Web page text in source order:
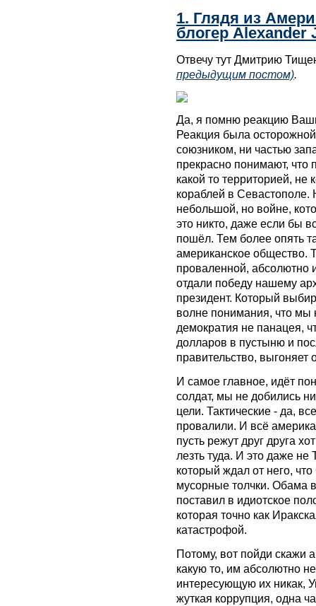
1. Глядя из
блогер
Отвечу тут Дмитрию
предыдущим постом).
Да, я помню реакцию
Реакция была
союзником, ни частью
прекрасно понимают, что
какой то территорией, не
кораблей в Севастополе.
небольшой, но войне,
это никто, даже если бы
пошёл. Тем более опять
американское общество.
проваленной, абсолютно
отдали победу нашему
президент. Который
волне понимания, что мы
демократия не панацея,
долларов в пустыню и
правительство, выгоняет
И самое главное, идёт
солдат, мы не добились
цели. Тактические - да,
провалили. И всё
пусть режут друг друга
лезть туда. И это даже не
который ждал от него,
мусорные толчки. Обама
поставил в идиотское
которая точно как
катастрофой.
Потому, вот пойди скажи
какую то, им абсолютно
интересующую их никак,
жуткая коррупция, одна